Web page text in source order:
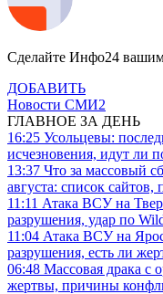
Сделайте Инфо24
ДОБАВИТЬ
Новости СМИ2
ГЛАВНОЕ ЗА ДЕНЬ
16:25 Усольцевы:
исчезновения, идут ли
13:37 Что за массовый
августа: список
11:11 Атака ВСУ на
разрушения, удар по
11:04 Атака ВСУ на
разрушения, есть ли
06:48 Массовая драка с
жертвы, причины